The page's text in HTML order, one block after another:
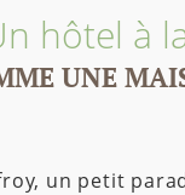
hôtel à
UNE
un petit